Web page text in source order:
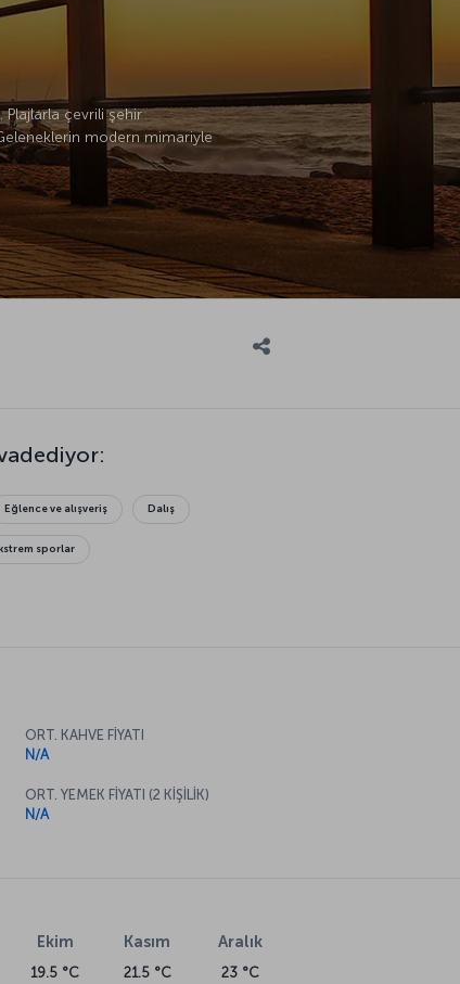
Plajlarla çevrili şehir
modern mimariyle
Eğlence ve alışveriş Dalış
sporlar
ORT. KAHVE FİYATI
N/A
ORT. YEMEK FİYATI (2 KİŞİLİK)
N/A
Ekim
19.5 °C
Kasım
21.5 °C
Aralık
23 °C